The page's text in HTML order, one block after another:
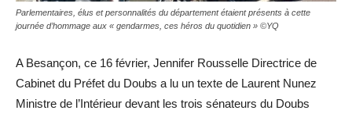
Parlementaires, élus et personnalités du département étaient présents à cette
journée d’hommage aux « gendarmes, ces héros du quotidien » ©YQ
A Besançon, ce 16 février, Jennifer Rousselle Directrice de
Cabinet du Préfet du Doubs a lu un texte de Laurent Nunez
Ministre de l’Intérieur devant les trois sénateurs du Doubs